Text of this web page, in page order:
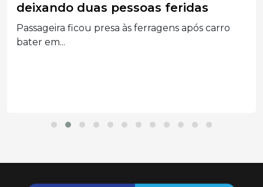
deixando duas pessoas feridas
Passageira ficou presa às ferragens após carro
bater em...